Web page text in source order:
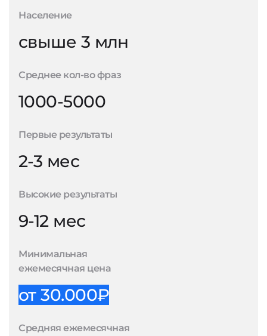
Население
свыше 3 млн
Среднее кол-во фраз
1000-5000
Первые результаты
2-3 мес
Высокие результаты
9-12 мес
Минимальная
ежемесячная цена
от 30.000₽
Средняя ежемесячная